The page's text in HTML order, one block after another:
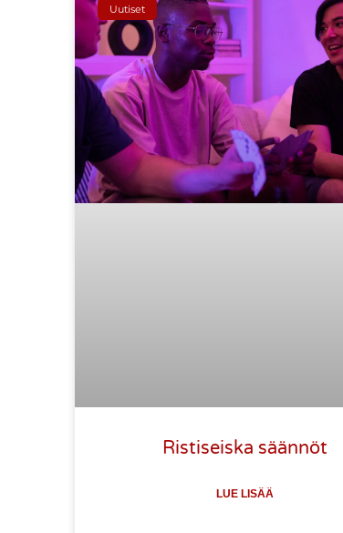
Uutiset
Ristiseiska säännöt
LUE LISÄÄ